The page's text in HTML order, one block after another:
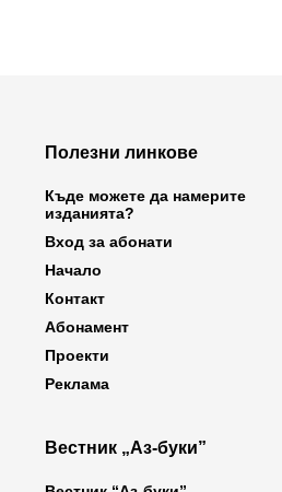
Полезни линкове
Къде можете да намерите
изданията?
Вход за абонати
Начало
Контакт
Абонамент
Проекти
Реклама
Вестник „Аз-буки”